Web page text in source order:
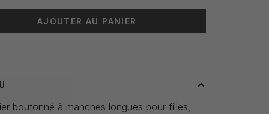
AJOUTER AU PANIER
boutonné à manches longues pour filles,